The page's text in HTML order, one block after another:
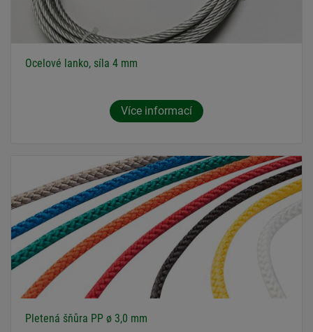
Ocelové lanko, síla 4 mm
Více informací
Pletená šňůra PP ø 3,0 mm